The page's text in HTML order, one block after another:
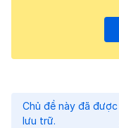
Chủ đề này đã được
lưu trữ.